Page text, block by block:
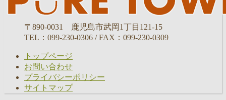
〒890-0031 鹿児島市武岡1丁目121-15
TEL：099-230-0306 / FAX：099-230-0309
トップページ
お問い合わせ
プライバシーポリシー
サイトマップ